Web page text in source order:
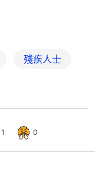
殘疾人士
1 0